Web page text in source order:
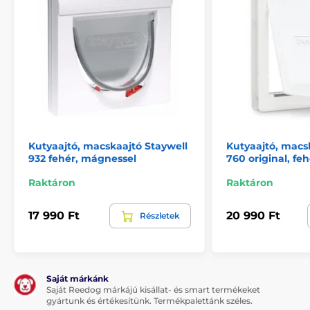
Kutyaajtó, macskaajtó Staywell
932 fehér, mágnessel
Raktáron
17 990 Ft Részletek
Kutyaajtó,
760 original,
Raktáron
20 990 Ft
Saját márkánk
Saját Reedog márkájú kisállat- és smart termékeket
gyártunk és értékesítünk. Termékpalettánk széles.